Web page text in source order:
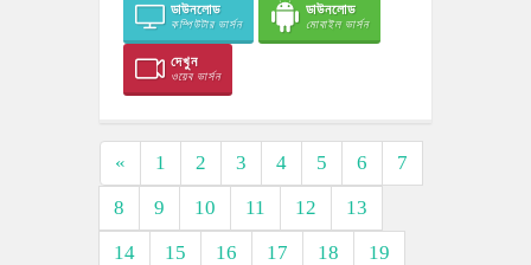
ডাউনলোড
কম্পিউটার ভার্সন
ডাউনলোড
মোবাইল ভার্সন
দেখুন
ওয়েব ভার্সন
« 1 2 3 4 5 6
7
8
9 10 11 12
13
14
15 16 17 18
19